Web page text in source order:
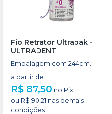
Fio Retrator Ultrapak -
ULTRADENT
Embalagem com 244cm.
a partir de:
R$ 87,50 no Pix
ou R$ 90,21 nas demais
condições